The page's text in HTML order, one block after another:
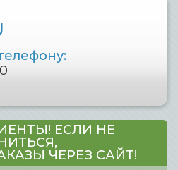
ЕСЛИ НЕ
ЧЕРЕЗ САЙТ!